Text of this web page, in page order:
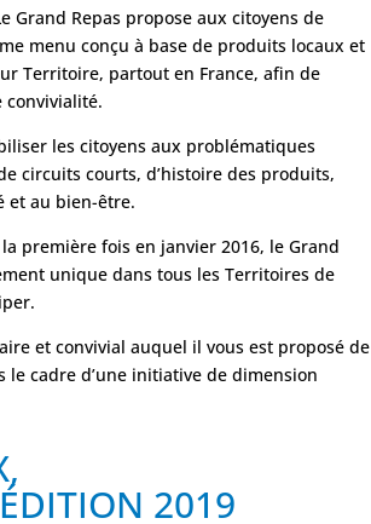
Grand Repas propose aux citoyens de
menu conçu à base de produits locaux et
Territoire, partout en France, afin de
convivialité.
les citoyens aux problématiques
circuits courts, d’histoire des produits,
et au bien-être.
première fois en janvier 2016, le Grand
unique dans tous les Territoires de
et convivial auquel il vous est proposé de
cadre d’une initiative de dimension
2019